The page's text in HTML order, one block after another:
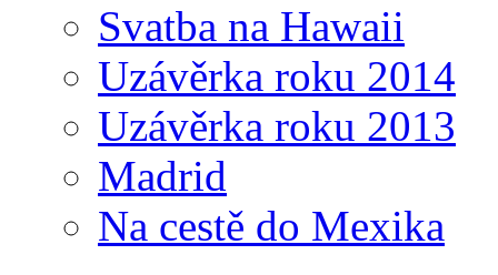
Svatba na Hawaii
Uzávěrka roku 2014
Uzávěrka roku 2013
Madrid
Na cestě do Mexika